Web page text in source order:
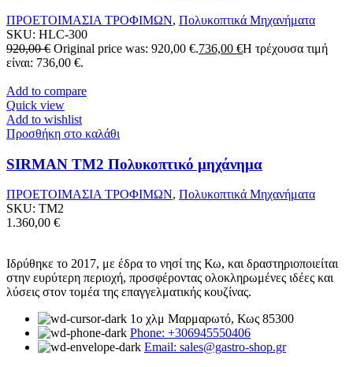
ΠΡΟΕΤΟΙΜΑΣΙΑ ΤΡΟΦΙΜΩΝ, Πολυκοπτικά Μηχανήματα
SKU: HLC-300
920,00€ Original price was: 920,00 €.736,00 €Η τρέχουσα τιμή
είναι: 736,00 €.
Add to compare
Quick view
Add to wishlist
Προσθήκη στο καλάθι
SIRMAN TM2 Πολυκοπτικό μηχάνημα
ΠΡΟΕΤΟΙΜΑΣΙΑ ΤΡΟΦΙΜΩΝ, Πολυκοπτικά Μηχανήματα
SKU: TM2
1.360,00 €
Ιδρύθηκε το 2017, με έδρα το νησί της Κω, και δραστηριοποιείται
στην ευρύτερη περιοχή, προσφέροντας ολοκληρωμένες ιδέες και
λύσεις στον τομέα της επαγγελματικής κουζίνας.
1ο χλμ Μαρμαρωτό, Κως 85300
Phone: +306945550406
Email: sales@gastro-shop.gr